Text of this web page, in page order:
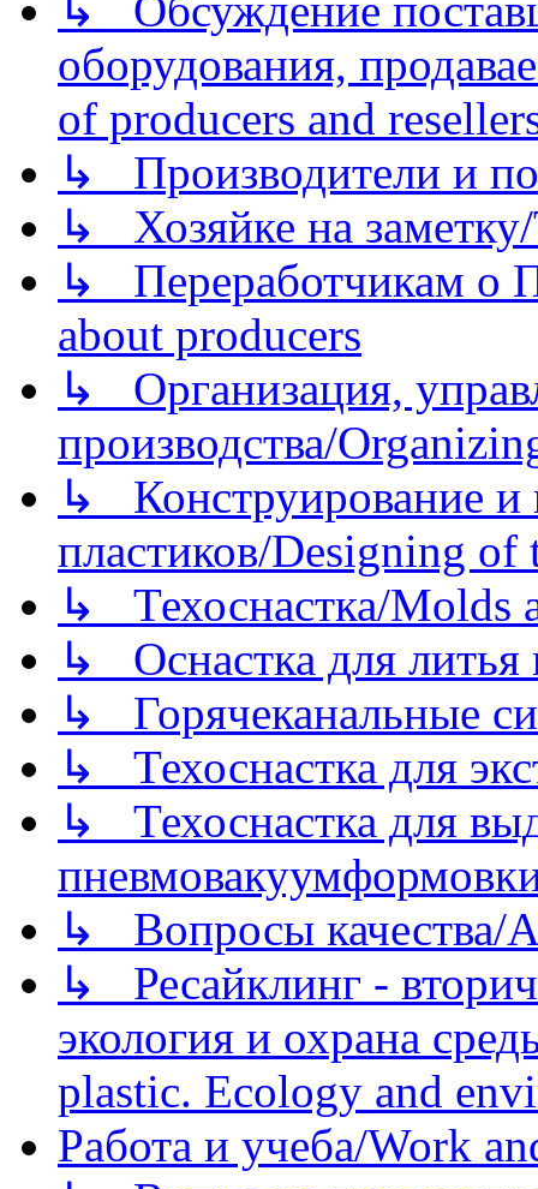
↳ Обсуждение
оборудования,
of producers and
↳ Производители и
↳ Хозяйке на
↳ Переработчикам о
about producers
↳ Организация,
производства/
↳ Конструирование и
пластиков/Designing of
↳ Техоснастка/Molds
↳ Оснастка для литья
↳ Горячеканальные
↳ Техоснастка для
↳ Техоснастка для
↳ Вопросы качества/
↳ Ресайклинг -
экология и охрана
plastic. Ecology and
Работа и учеба/Work